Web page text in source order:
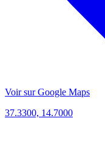
Voir sur Google Maps
37.3300, 14.7000